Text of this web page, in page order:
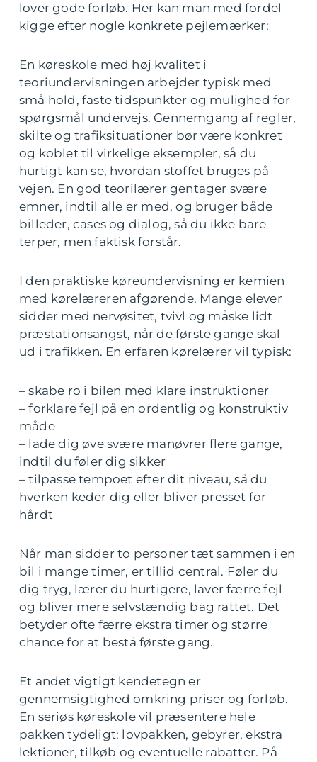
lover gode forløb. Her kan man med fordel
kigge efter nogle konkrete pejlemærker:
En køreskole med høj kvalitet i
teoriundervisningen arbejder typisk med
små hold, faste tidspunkter og mulighed for
spørgsmål undervejs. Gennemgang af regler,
skilte og trafiksituationer bør være konkret
og koblet til virkelige eksempler, så du
hurtigt kan se, hvordan stoffet bruges på
vejen. En god teorilærer gentager svære
emner, indtil alle er med, og bruger både
billeder, cases og dialog, så du ikke bare
terper, men faktisk forstår.
I den praktiske køreundervisning er kemien
med kørelæreren afgørende. Mange elever
sidder med nervøsitet, tvivl og måske lidt
præstationsangst, når de første gange skal
ud i trafikken. En erfaren kørelærer vil typisk:
– skabe ro i bilen med klare instruktioner
– forklare fejl på en ordentlig og konstruktiv
måde
– lade dig øve svære manøvrer flere gange,
indtil du føler dig sikker
– tilpasse tempoet efter dit niveau, så du
hverken keder dig eller bliver presset for
hårdt
Når man sidder to personer tæt sammen i en
bil i mange timer, er tillid central. Føler du
dig tryg, lærer du hurtigere, laver færre fejl
og bliver mere selvstændig bag rattet. Det
betyder ofte færre ekstra timer og større
chance for at bestå første gang.
Et andet vigtigt kendetegn er
gennemsigtighed omkring priser og forløb.
En seriøs køreskole vil præsentere hele
pakken tydeligt: lovpakken, gebyrer, ekstra
lektioner, tilkøb og eventuelle rabatter. På